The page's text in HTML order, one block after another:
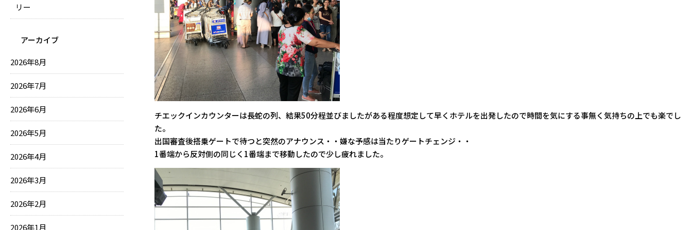
リー
アーカイブ
2026年8月
2026年7月
2026年6月
2026年5月
2026年4月
2026年3月
2026年2月
2026年1月
チエックインカウンターは長蛇の列、結果50分程並びましたがある程度想定して早くホテルを出発したので時間を気にする事無く気持ちの上でも楽でし
た。
出国審査後搭乗ゲートで待つと突然のアナウンス・・嫌な予感は当たりゲートチェンジ・・
1番端から反対側の同じく1番端まで移動したので少し疲れました。